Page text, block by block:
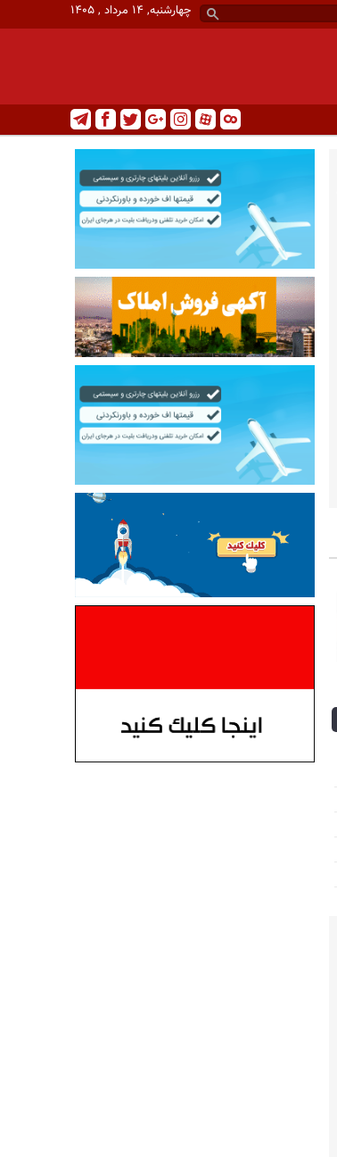
چهارشنبه, ۱۴ مرداد , ۱۴۰۵